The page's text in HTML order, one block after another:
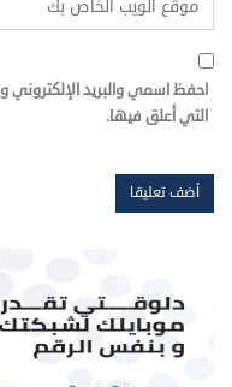
احفظ اسمي والبريد
التي أعلق فيها.